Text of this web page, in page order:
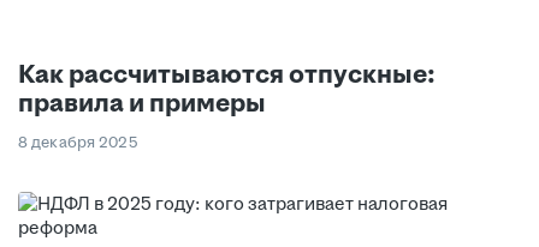
Как рассчитываются отпускные:
правила и примеры
8 декабря 2025